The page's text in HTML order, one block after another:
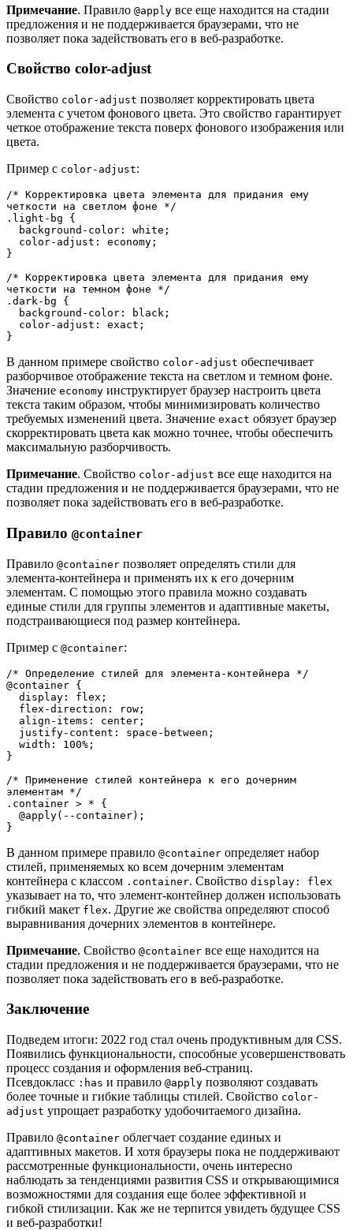
Примечание. Правило @apply все еще находится на стадии
предложения и не поддерживается браузерами, что не
позволяет пока задействовать его в веб-разработке.
Свойство color-adjust
Свойство color-adjust позволяет корректировать цвета
элемента с учетом фонового цвета. Это свойство гарантирует
четкое отображение текста поверх фонового изображения или
цвета.
Пример с color-adjust:
/* Корректировка цвета элемента для придания ему
четкости на светлом фоне */
.light-bg {
  background-color: white;
  color-adjust: economy;
}
/* Корректировка цвета элемента для придания ему
четкости на темном фоне */
.dark-bg {
  background-color: black;
  color-adjust: exact;
}
В данном примере свойство color-adjust обеспечивает
разборчивое отображение текста на светлом и темном фоне.
Значение economy инструктирует браузер настроить цвета
текста таким образом, чтобы минимизировать количество
требуемых изменений цвета. Значение exact обязует браузер
скорректировать цвета как можно точнее, чтобы обеспечить
максимальную разборчивость.
Примечание. Свойство color-adjust все еще находится на
стадии предложения и не поддерживается браузерами, что не
позволяет пока задействовать его в веб-разработке.
Правило @container
Правило @container позволяет определять стили для
элемента-контейнера и применять их к его дочерним
элементам. С помощью этого правила можно создавать
единые стили для группы элементов и адаптивные макеты,
подстраивающиеся под размер контейнера.
Пример с @container:
/* Определение стилей для элемента-контейнера */
@container {
  display: flex;
  flex-direction: row;
  align-items: center;
  justify-content: space-between;
  width: 100%;
}
/* Применение стилей контейнера к его дочерним
элементам */
.container > * {
  @apply(--container);
}
В данном примере правило @container определяет набор
стилей, применяемых ко всем дочерним элементам
контейнера с классом .container. Свойство display: flex
указывает на то, что элемент-контейнер должен использовать
гибкий макет flex. Другие же свойства определяют способ
выравнивания дочерних элементов в контейнере.
Примечание. Свойство @container все еще находится на
стадии предложения и не поддерживается браузерами, что не
позволяет пока задействовать его в веб-разработке.
Заключение
Подведем итоги: 2022 год стал очень продуктивным для CSS.
Появились функциональности, способные усовершенствовать
процесс создания и оформления веб-страниц.
Псевдокласс :has и правило @apply позволяют создавать
более точные и гибкие таблицы стилей. Свойство color-
adjust упрощает разработку удобочитаемого дизайна.
Правило @container облегчает создание единых и
адаптивных макетов. И хотя браузеры пока не поддерживают
рассмотренные функциональности, очень интересно
наблюдать за тенденциями развития CSS и открывающимися
возможностями для создания еще более эффективной и
гибкой стилизации. Как же не терпится увидеть будущее CSS
и веб-разработки!